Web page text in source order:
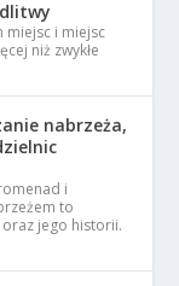
miejsc i miejsc
niż zwykłe
nabrzeża,
i
to
jego historii.